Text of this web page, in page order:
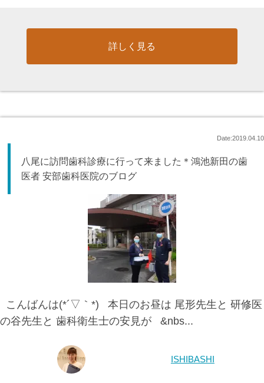
詳しく見る
Date:2019.04.10
八尾に訪問歯科診療に行って来ました＊鴻池新田の歯
医者 安部歯科医院のブログ
こんばんは(*´▽｀*) 本日のお昼は 尾形先生と 研修医
の谷先生と 歯科衛生士の安見が &nbs...
ISHIBASHI